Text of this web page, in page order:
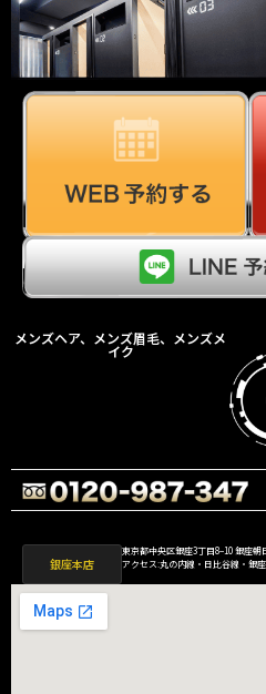
メンズヘア、メンズ眉毛、メンズメ
イク
銀座本店
東京都中央区銀座3丁目8−10 銀座朝
アクセス:丸の内線・日比谷線・銀